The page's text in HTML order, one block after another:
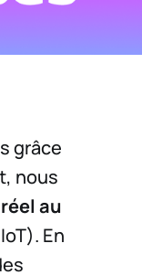
grâce
nous
au
En